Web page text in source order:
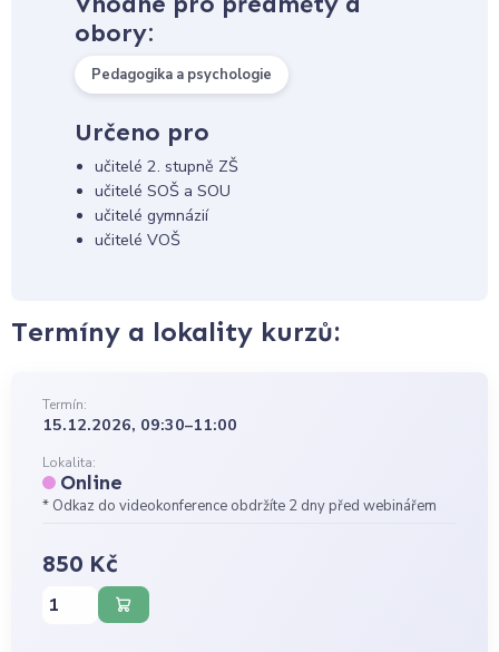
obory:
Pedagogika a psychologie
Určeno pro
učitelé 2. stupně ZŠ
učitelé SOŠ a SOU
učitelé gymnázií
učitelé VOŠ
Termíny a lokality kurzů:
Termín:
15.12.2026, 09:30–11:00
Lokalita:
Online
* Odkaz do videokonference obdržíte 2 dny před webinářem
850 Kč